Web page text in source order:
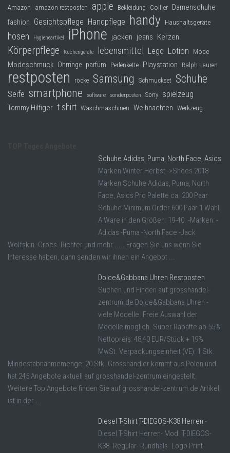
Amazon amazon restposten apple Bekleidung Collier Damenschuhe
fashion Gesichtspflege Handpflege handy Haushaltsgeräte
hosen Hygieneartikel iPhone jacken jeans Kerzen
Körperpflege Küchengeräte lebensmittel Lego Lotion Mode
Modeschmuck Ohrringe parfüm Perlenkette Playstation Ralph Lauren
restposten röcke Samsung Schmuckset Schuhe
Seife smartphone software sonderposten Sony spielzeug
Tommy Hilfiger t shirt Waschmaschinen Weihnachten Werkzeug
Schuhe Adidas, Puma, North Face, Asics
Marken Winter Herbst ->Shoes 2018
Marken Schuhe Adidas, Puma, North
Face, Asics Pro Palette ca. 200 Paar
Schuhe Minimum Order 600 Paar 1 Wahl
A Ware in den Größen: 19-40. -Marken: -
Adidas -Puma -North Face -Jack
Wolfskin -Crocs -Richter und mehr ..... Fragen Sie uns wenn Sie
Interesse haben, dann senden wir ihnen ein Angebot ...
Dolce&Gabbana Uhren Restposten
Suchen und Finden auf grosshandel-
zentrum.de Dolce&Gabbana Uhren -
viele Modelle. Freie Auswahl der
Modelle möglich. Super Rabatte ab 55%!
Nettopreis: 48,40 EUR/Stück + 19%
MwSt. Verpackungseinheit (VE): 1 Stk.
Mindestabnahmemenge: 20 Stk. Grosshändler kommt aus Polen und
hat 245 Angebote aktuell auf grosshandel-zentrum eingestellt.
Weitere Top Angebote finden Sie auf grosshandel-zentrum.de Artikel
ist in der ...
Diesel T-Shirt T-DIEGOS-K38 Herren -
Diesel T-Shirt Herren- Mod. T-DIEGOS-
K38- Regular- Rundhals- Logo Print-